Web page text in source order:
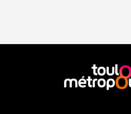
En
savoir
plus